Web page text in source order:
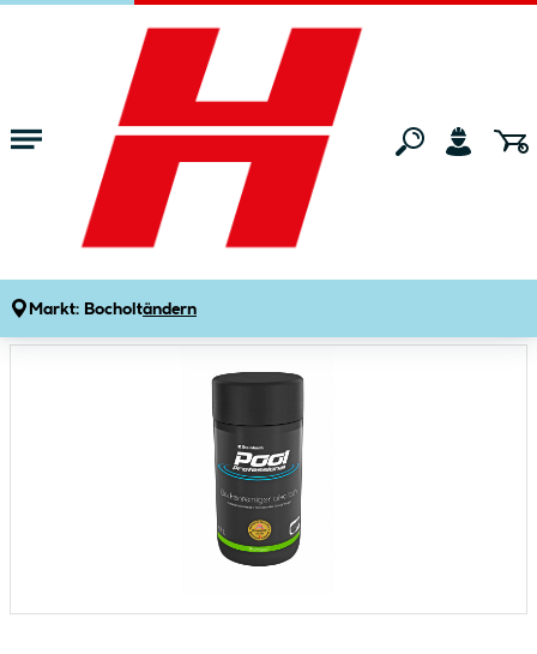
Zum Hauptinhalt springen
Markt: Bocholtändern
Gartenmarkt Pools & Zubehör
Beckenreiniger